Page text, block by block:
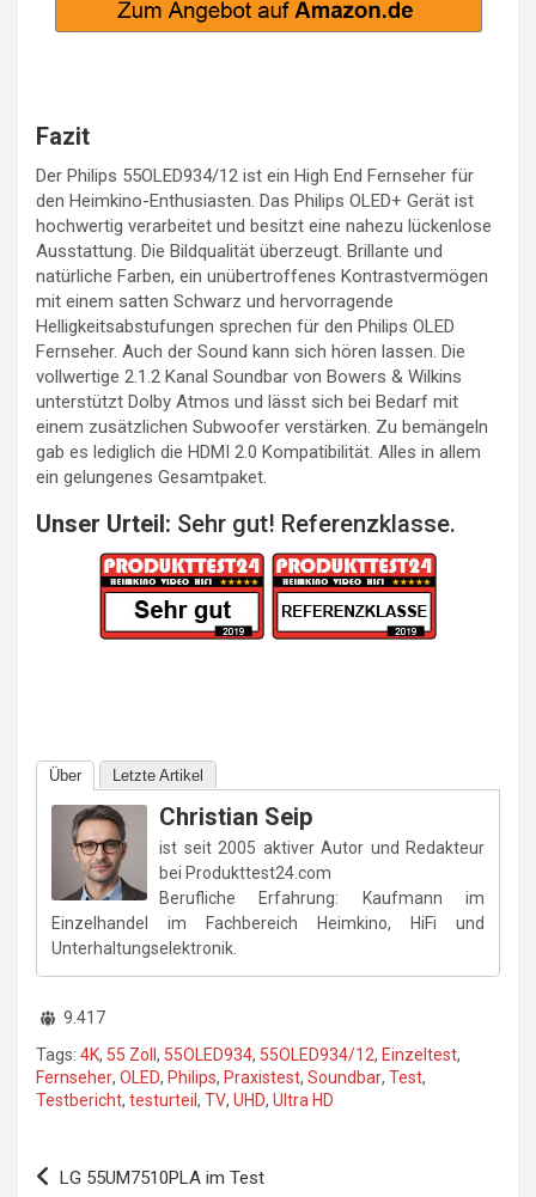
Fazit
Der Philips 55OLED934/12 ist ein High End Fernseher für
den Heimkino-Enthusiasten. Das Philips OLED+ Gerät ist
hochwertig verarbeitet und besitzt eine nahezu lückenlose
Ausstattung. Die Bildqualität überzeugt. Brillante und
natürliche Farben, ein unübertroffenes Kontrastvermögen
mit einem satten Schwarz und hervorragende
Helligkeitsabstufungen sprechen für den Philips OLED
Fernseher. Auch der Sound kann sich hören lassen. Die
vollwertige 2.1.2 Kanal Soundbar von Bowers & Wilkins
unterstützt Dolby Atmos und lässt sich bei Bedarf mit
einem zusätzlichen Subwoofer verstärken. Zu bemängeln
gab es lediglich die HDMI 2.0 Kompatibilität. Alles in allem
ein gelungenes Gesamtpaket.
Unser Urteil: Sehr gut! Referenzklasse.
Über Letzte Artikel
Christian Seip
ist seit 2005 aktiver Autor und Redakteur
bei Produkttest24.com
Berufliche Erfahrung: Kaufmann im
Einzelhandel im Fachbereich Heimkino, HiFi und
Unterhaltungselektronik.
9.417
Tags: 4K, 55 Zoll , 55OLED934, 55OLED934/12, Einzeltest,
Fernseher, OLED, Philips, Praxistest, Soundbar, Test,
Testbericht, testurteil , TV, UHD, Ultra HD
Beitragsnavigation
LG 55UM7510PLA im Test